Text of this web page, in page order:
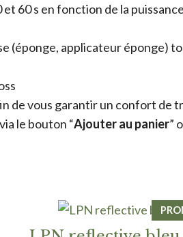
60 s en fonction de la
(éponge, applicateur éponge)
de vous garantir un confort de
le bouton “Ajouter au panier”